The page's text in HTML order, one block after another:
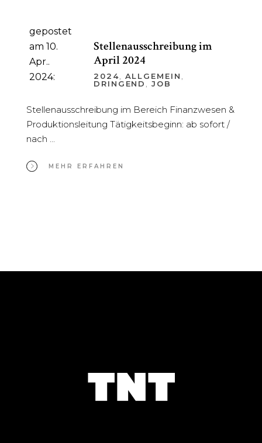
gepostet
am 10.
Apr..
2024:
Stellenausschreibung im
April 2024
2024 ALLGEMEIN
DRINGEND
,JOB
Stellenausschreibung im Bereich Finanzwesen &
Produktionsleitung Tätigkeitsbeginn: ab sofort /
nach
MEHR ERFAHREN